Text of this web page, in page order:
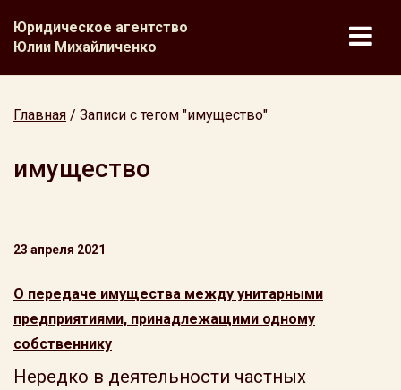
Юридическое агентство
Юлии Михайличенко
Главная / Записи с тегом "имущество"
имущество
23 апреля 2021
О передаче имущества между унитарными
предприятиями, принадлежащими одному
собственнику
Нередко в деятельности частных